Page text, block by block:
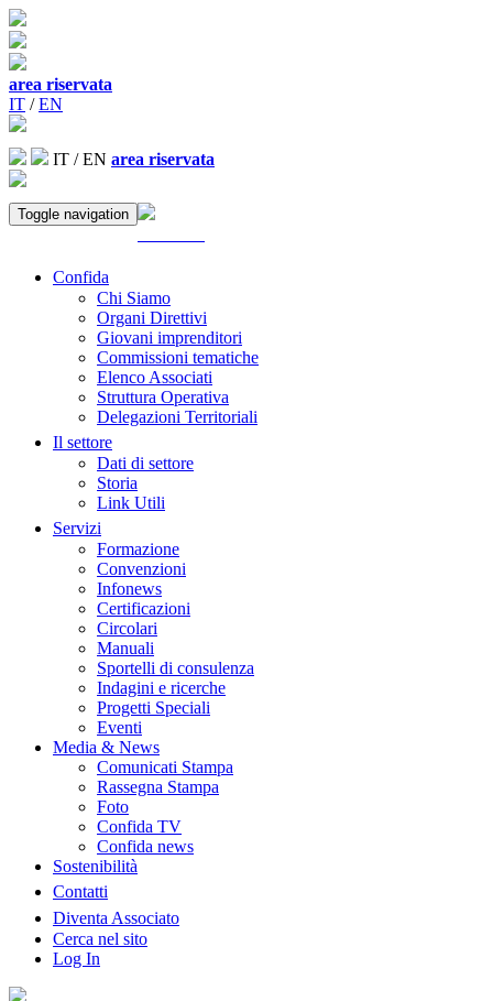
area riservata
IT /EN
IT /EN area riservata
Toggle navigation
Confida
Chi Siamo
Organi Direttivi
Giovani imprenditori
Commissioni tematiche
Elenco Associati
Struttura Operativa
Delegazioni Territoriali
Il settore
Dati di settore
Storia
Link Utili
Servizi
Formazione
Convenzioni
Infonews
Certificazioni
Circolari
Manuali
Sportelli di consulenza
Indagini e ricerche
Progetti Speciali
Eventi
Media & News
Comunicati Stampa
Rassegna Stampa
Foto
Confida TV
Confida news
Sostenibilità
Contatti
Diventa Associato
Cerca nel sito
Log In